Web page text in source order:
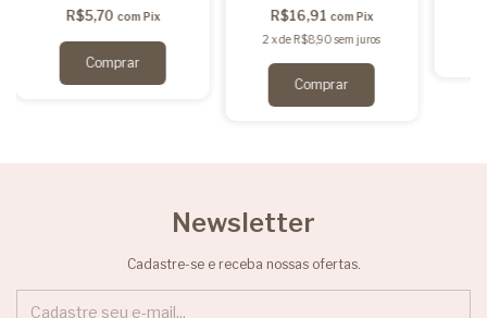
R$5,70 com Pix R$16,91 com Pix
2 xdeR$8,90 sem juros
Newsletter
Cadastre-se e receba nossas ofertas.